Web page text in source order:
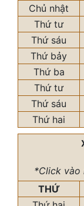
Chủ nhật
Thứ tư
Thứ sáu
Thứ bảy
Thứ ba
Thứ tư
Thứ sáu
Thứ hai
*Click vào
THỨ